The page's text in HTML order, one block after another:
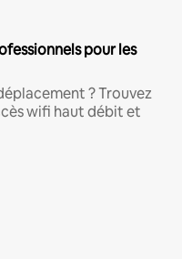
pour les
? Trouvez
wifi haut débit et